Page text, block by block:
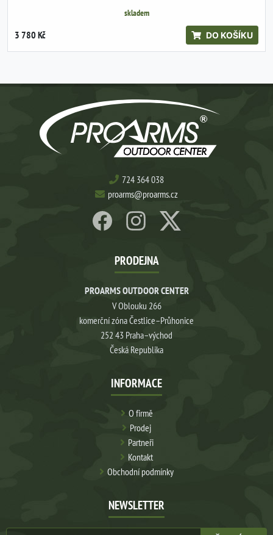
skladem
3 780 Kč DO KOŠÍKU
724 364 038
proarms@proarms.cz
PRODEJNA
PROARMS OUTDOOR CENTER
V Oblouku 266
komerční zóna Čestlice–Průhonice
252 43 Praha–východ
Česká Republika
INFORMACE
O firmě
Prodej
Partneři
Kontakt
Obchodní podmínky
NEWSLETTER